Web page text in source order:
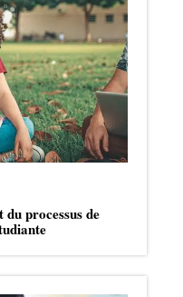
processus de